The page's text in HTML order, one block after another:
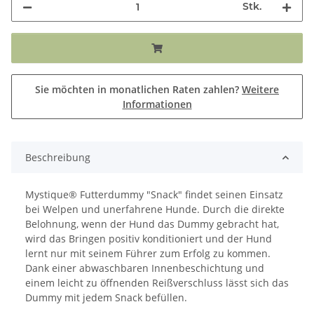
Stk.
Sie möchten in monatlichen Raten zahlen? Weitere
Informationen
Beschreibung
Mystique® Futterdummy "Snack" findet seinen Einsatz
bei Welpen und unerfahrene Hunde. Durch die direkte
Belohnung, wenn der Hund das Dummy gebracht hat,
wird das Bringen positiv konditioniert und der Hund
lernt nur mit seinem Führer zum Erfolg zu kommen.
Dank einer abwaschbaren Innenbeschichtung und
einem leicht zu öffnenden Reißverschluss lässt sich das
Dummy mit jedem Snack befüllen.